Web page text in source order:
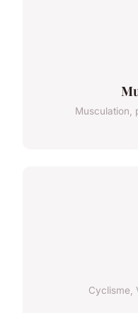
Musculation,
Cyclisme,